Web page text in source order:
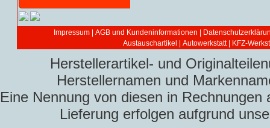
Impressum AGB und Kundeninformationen
Austauschartikel
Autowerkstatt | KFZ-
Herstellerartikel- und
Herstellernamen und
Eine Nennung von diesen in
Lieferung erfolgen aufgrund